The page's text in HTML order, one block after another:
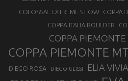
COLOSSAL EXTREME SHOW
COPPA
COPPA ITALIA BOULDER
COPPA PIEMONTE
COPPA PIEMONTE
DIEGO ROSA DIEGO ULISSI ELIA